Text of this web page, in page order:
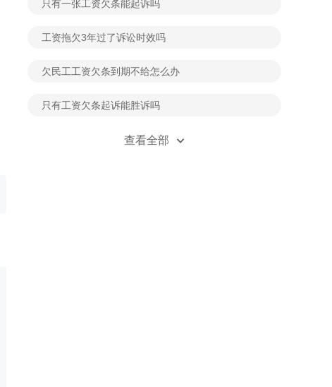
只有一张工资欠条能起诉吗
工资拖欠3年过了诉讼时效吗
欠民工工资欠条到期不给怎么办
只有工资欠条起诉能胜诉吗
双倍工资属于劳动报酬范畴吗
查看全部